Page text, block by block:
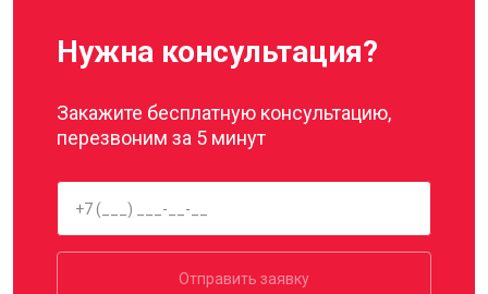
Нужна консультация?
Закажите бесплатную консультацию,
перезвоним за 5 минут
Отправить заявку